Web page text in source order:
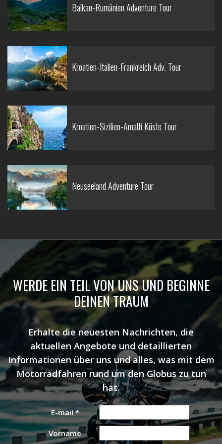
Balkan-Rumänien Adventure Tour
Kroatien-Italien-Frankreich Adv. Tour
Kroatien-Sizilien-Amalfi Küste Tour
Neuseeland Adventure Tour
WERDE EIN TEIL VON UNS UND BEGINNE
DEINEN TRAUM
Erhalte die neuesten Nachrichten, die
aktuellen Angebote und detaillierten
Informationen über uns und alles, was mit dem
Motorradfahren rund um den Globus zu tun
hat.
E-mail*
Vorname